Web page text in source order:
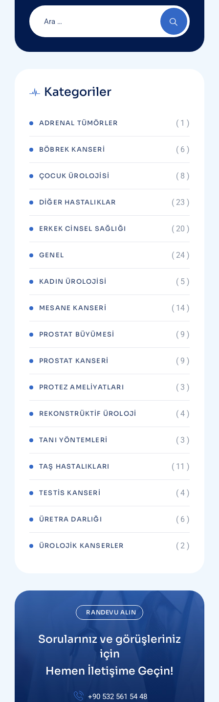
Kategoriler
ADRENAL TÜMÖRLER ( 1 )
BÖBREK KANSERI ( 6 )
ÇOCUK ÜROLOJISI ( 8 )
DIĞER HASTALIKLAR ( 23 )
ERKEK CINSEL SAĞLIĞI ( 20 )
GENEL ( 24 )
KADIN ÜROLOJISI ( 5 )
MESANE KANSERI ( 14 )
PROSTAT BÜYÜMESI ( 9 )
PROSTAT KANSERI ( 9 )
PROTEZ AMELIYATLARI ( 3 )
REKONSTRÜKTIF ÜROLOJI ( 4 )
TANI YÖNTEMLERI ( 3 )
TAŞ HASTALIKLARI ( 11 )
TESTIS KANSERI ( 4 )
ÜRETRA DARLIĞI ( 6 )
ÜROLOJIK KANSERLER ( 2 )
RANDEVU ALIN
Sorularınız ve görüşleriniz
için
Hemen İletişime Geçin!
+90 532 561 54 48